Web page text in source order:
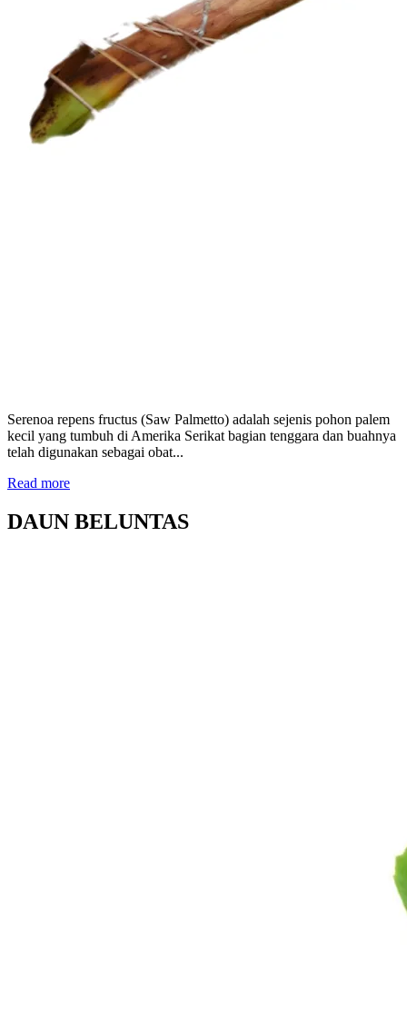
Serenoa repens fructus (Saw Palmetto) adalah sejenis pohon palem
kecil yang tumbuh di Amerika Serikat bagian tenggara dan buahnya
telah digunakan sebagai obat...
Read more
DAUN BELUNTAS